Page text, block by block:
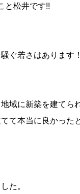
と松井です!!
ぐ若さはあります！
域に新築を建てら
て本当に良かった
た。